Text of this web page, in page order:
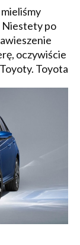
Niestety po
oczywiście
Toyota